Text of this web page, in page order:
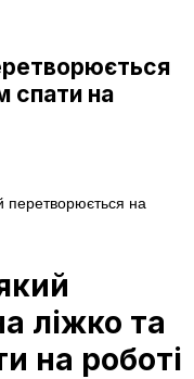
спати на
перетворюється на
ліжко та
на роботі